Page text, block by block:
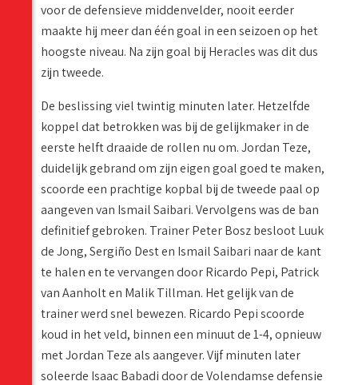
voor de defensieve middenvelder, nooit eerder
maakte hij meer dan één goal in een seizoen op het
hoogste niveau. Na zijn goal bij Heracles was dit dus
zijn tweede.
De beslissing viel twintig minuten later. Hetzelfde
koppel dat betrokken was bij de gelijkmaker in de
eerste helft draaide de rollen nu om. Jordan Teze,
duidelijk gebrand om zijn eigen goal goed te maken,
scoorde een prachtige kopbal bij de tweede paal op
aangeven van Ismail Saibari. Vervolgens was de ban
definitief gebroken. Trainer Peter Bosz besloot Luuk
de Jong, Sergiño Dest en Ismail Saibari naar de kant
te halen en te vervangen door Ricardo Pepi, Patrick
van Aanholt en Malik Tillman. Het gelijk van de
trainer werd snel bewezen. Ricardo Pepi scoorde
koud in het veld, binnen een minuut de 1-4, opnieuw
met Jordan Teze als aangever. Vijf minuten later
soleerde Isaac Babadi door de Volendamse defensie